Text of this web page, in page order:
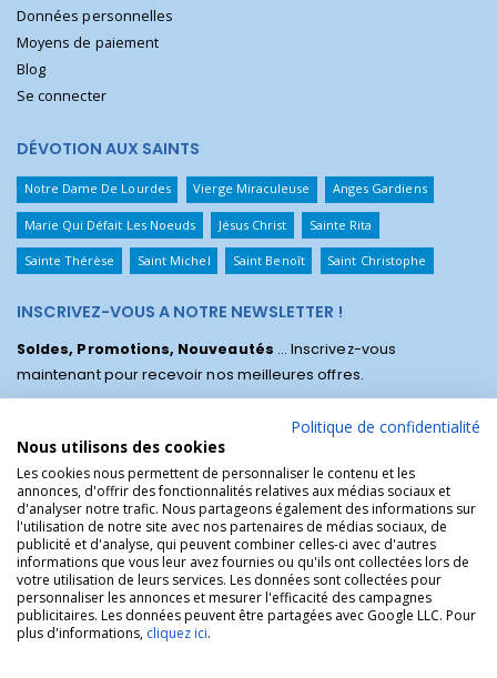
Données personnelles
Moyens de paiement
Blog
Se connecter
DÉVOTION AUX SAINTS
Notre Dame De Lourdes Vierge Miraculeuse Anges Gardiens
Marie Qui Défait Les Noeuds Jésus Christ Sainte Rita
Sainte Thérèse Saint Michel Saint Benoît Saint Christophe
INSCRIVEZ-VOUS A NOTRE NEWSLETTER !
Soldes, Promotions, Nouveautés ... Inscrivez-vous
maintenant pour recevoir nos meilleures offres.
La Boutique des Chrétiens © | La boutique religieuse chrétienne de
référence !.
Politique de confidentialité
Nous utilisons des cookies
Les cookies nous permettent de personnaliser le contenu et les
annonces, d'offrir des fonctionnalités relatives aux médias sociaux et
d'analyser notre trafic. Nous partageons également des informations sur
l'utilisation de notre site avec nos partenaires de médias sociaux, de
publicité et d'analyse, qui peuvent combiner celles-ci avec d'autres
informations que vous leur avez fournies ou qu'ils ont collectées lors de
votre utilisation de leurs services. Les données sont collectées pour
personnaliser les annonces et mesurer l'efficacité des campagnes
publicitaires. Les données peuvent être partagées avec Google LLC. Pour
plus d'informations, cliquez ici.